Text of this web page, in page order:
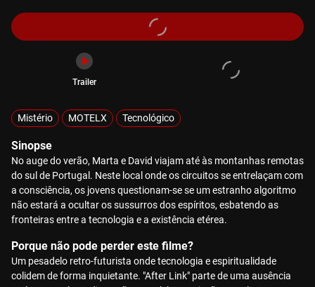
Trailer
Mistério MOTELX Tecnológico
Sinopse
No auge do verão, Marta e David viajam até às montanhas remotas
do sul de Portugal. Neste local onde os circuitos se entrelaçam com
a consciência, os jovens questionam-se se um estranho algoritmo
não estará a ocultar os sussurros dos espíritos, esbatendo as
fronteiras entre a tecnologia e a existência etérea.
Porque não pode perder este filme?
Um pesadelo retro-futurista onde tecnologia e espiritualidade
colidem de forma inquietante. "After Link" parte de uma ausência